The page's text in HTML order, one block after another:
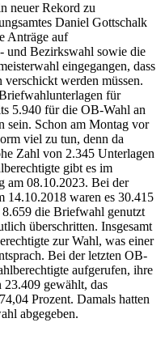
neuer Rekord zu
Daniel Gottschalk
Anträge auf
und Bezirkswahl sowie die
eingegangen, dass
werden müssen.
für
5.940 für die OB-Wahl an
sein. Schon am Montag vor
viel zu tun, denn da
Zahl von 2.345 Unterlagen
gibt es im
am 08.10.2023. Bei der
14.10.2018 waren es 30.415
8.659 die Briefwahl genutzt
überschritten. Insgesamt
zur Wahl, was einer
Bei der letzten OB-
aufgerufen, ihre
23.409 gewählt, das
Prozent. Damals hatten
abgegeben.